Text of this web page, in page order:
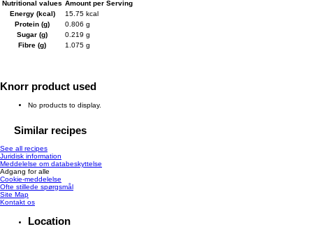
Nutritional values Amount per Serving
Energy (kcal)
15.75 kcal
Protein (g)
0.806 g
Sugar (g)
0.219 g
Fibre (g)
1.075 g
Knorr product used
No products to display.
Similar recipes
See all recipes
Juridisk information
Meddelelse om databeskyttelse
Adgang for alle
Cookie-meddelelse
Ofte stillede spørgsmål
Site Map
Kontakt os
Location